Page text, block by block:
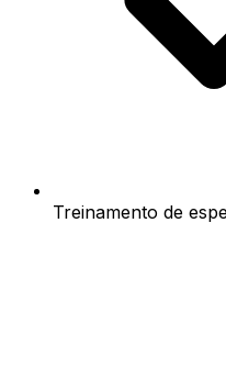
Treinamento de